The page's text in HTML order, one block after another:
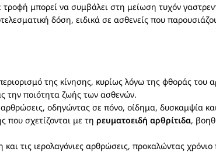
μπορεί να συμβάλει στη μείωση τυχόν
δόση, ειδικά σε ασθενείς που
της κίνησης, κυρίως λόγω της φθοράς του
την ποιότητα ζωής των ασθενών.
οδηγώντας σε πόνο, οίδημα, δυσκαμψία
που σχετίζονται με τη ρευματοειδή αρθρίτιδα,
τις ιερολαγόνιες αρθρώσεις, προκαλώντας χρόνιο